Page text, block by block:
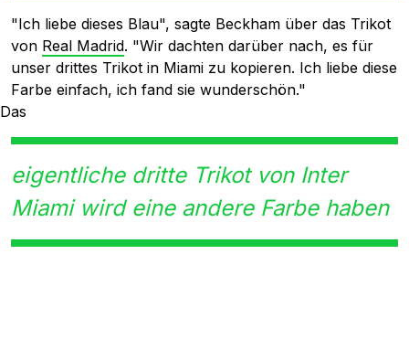
"Ich liebe dieses Blau", sagte Beckham über das Trikot
von Real Madrid. "Wir dachten darüber nach, es für
unser drittes Trikot in Miami zu kopieren. Ich liebe diese
Farbe einfach, ich fand sie wunderschön."
Das
eigentliche dritte Trikot von Inter
Miami wird eine andere Farbe haben